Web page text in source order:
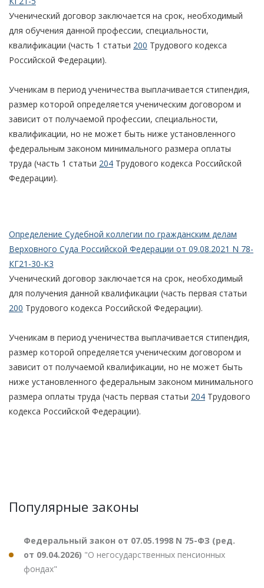
Ученический договор заключается на срок, необходимый
для обучения данной профессии, специальности,
квалификации (часть 1 статьи 200 Трудового кодекса
Российской Федерации).
Ученикам в период ученичества выплачивается стипендия,
размер которой определяется ученическим договором и
зависит от получаемой профессии, специальности,
квалификации, но не может быть ниже установленного
федеральным законом минимального размера оплаты
труда (часть 1 статьи 204 Трудового кодекса Российской
Федерации).
Определение Судебной коллегии по гражданским делам
Верховного Суда Российской Федерации от 09.08.2021 N 78-
КГ21-30-К3
Ученический договор заключается на срок, необходимый
для получения данной квалификации (часть первая статьи
200 Трудового кодекса Российской Федерации).
Ученикам в период ученичества выплачивается стипендия,
размер которой определяется ученическим договором и
зависит от получаемой квалификации, но не может быть
ниже установленного федеральным законом минимального
размера оплаты труда (часть первая статьи 204 Трудового
кодекса Российской Федерации).
Популярные законы
Федеральный закон от 07.05.1998 N 75-ФЗ (ред.
от 09.04.2026) "О негосударственных пенсионных
фондах"